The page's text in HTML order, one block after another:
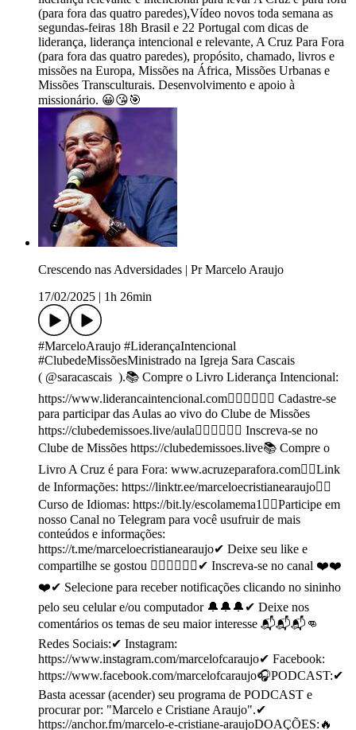
(para fora das quatro paredes),Vídeo novos toda semana as
segundas-feiras 18h Brasil e 22 Portugal com dicas de
liderança, liderança intencional e relevante, A Cruz Para Fora
(para fora das quatro paredes), propósito, chamado, livros e
missões na Europa, Missões na África, Missões Urbanas e
Missões Transculturais. Desenvolvimento e apoio à
missionário. 😀😘🎯
Crescendo nas Adversidades | Pr Marcelo Araujo
17/02/2025
1h 26min
#MarceloAraujo #LiderançaIntencional
#ClubedeMissõesMinistrado na Igreja Sara Cascais
( @saracascais ).📚 Compre o Livro Liderança Intencional:
https://www.liderancaintencional.com🙋🏻‍♂️🙋🏼‍♀️ Cadastre-se
para participar das Aulas ao vivo do Clube de Missões
https://clubedemissoes.live/aula🙋🏻‍♂️🙋🏼‍♀️ Inscreva-se no
Clube de Missões https://clubedemissoes.live📚 Compre o
Livro A Cruz é para Fora: www.acruzeparafora.com👉🏼Link
de Informações: https://linktr.ee/marceloecristianearaujo👉🏼
Curso de Idiomas: https://bit.ly/escolamema1👉🏼Participe em
nosso Canal no Telegram para você usufruir de mais
conteúdos e informações:
https://t.me/marceloecristianearaujo✔ Deixe seu like e
compartilhe se gostou 👍🏻👍🏻👍🏻✔ Inscreva-se no canal ❤️❤️
❤️✔ Selecione para receber notificações clicando no sininho
pelo seu celular e/ou computador 🔔🔔🔔✔ Deixe nos
comentários os temas de seu maior interesse 📬📬📬👊
Redes Sociais:✔ Instagram:
https://www.instagram.com/marcelofcaraujo✔ Facebook:
https://www.facebook.com/marcelofcaraujo🎧PODCAST:✔
Basta acessar (acender) seu programa de PODCAST e
procurar por: "Marcelo e Cristiane Araujo".✔
https://anchor.fm/marcelo-e-cristiane-araujoDOAÇÕES:🔥